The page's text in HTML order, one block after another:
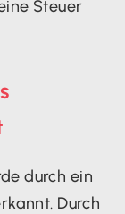
Steuer
durch ein
Durch